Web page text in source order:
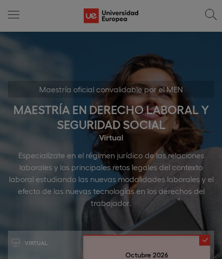
Maestría oficial convalidable por el MEN
MAESTRÍA EN DERECHO LABORAL Y
SEGURIDAD SOCIAL
Virtual
Especialízate en el régimen jurídico de las relaciones
laborales y los principales retos legales del contexto
laboral estudiando las nuevas modalidades laborales y el
efecto de las nuevas tecnologías en los derechos del
trabajador.
VIRTUAL
Octubre 2026